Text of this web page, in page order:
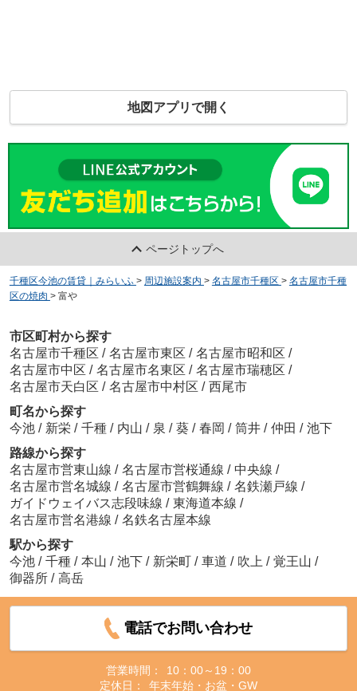
地図アプリで開く
ページトップへ
千種区今池の賃貸｜みらいふ > 周辺施設案内 > 名古屋市千種区 > 名古屋市千種
区の焼肉 > 富や
市区町村から探す
名古屋市千種区 / 名古屋市東区 / 名古屋市昭和区 /
名古屋市中区 / 名古屋市名東区 / 名古屋市瑞穂区 /
名古屋市天白区 / 名古屋市中村区 / 西尾市
町名から探す
今池 / 新栄 / 千種 / 内山 / 泉 / 葵 / 春岡 / 筒井 / 仲田 / 池下
路線から探す
名古屋市営東山線 / 名古屋市営桜通線 / 中央線 /
名古屋市営名城線 / 名古屋市営鶴舞線 / 名鉄瀬戸線 /
ガイドウェイバス志段味線 / 東海道本線 /
名古屋市営名港線 / 名鉄名古屋本線
駅から探す
今池 / 千種 / 本山 / 池下 / 新栄町 / 車道 / 吹上 / 覚王山 /
御器所 / 高岳
電話でお問い合わせ
営業時間：
10：00～19：00
定休日：
年末年始・お盆・GW